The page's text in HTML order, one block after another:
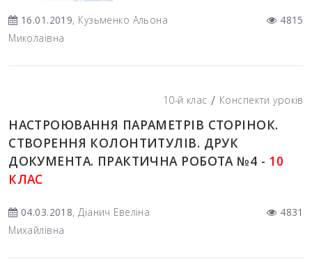
16.01.2019, Кузьменко Альона
Миколаївна
4815
10-й клас / Конспекти уроків
НАСТРОЮВАННЯ ПАРАМЕТРІВ СТОРІНОК.
СТВОРЕННЯ КОЛОНТИТУЛІВ. ДРУК
ДОКУМЕНТА. ПРАКТИЧНА РОБОТА №4 - 10
КЛАС
04.03.2018, Діанич Евеліна
Михайлівна
4831